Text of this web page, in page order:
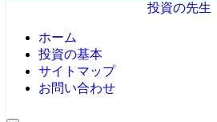
投資の先生
ホーム
投資の基本
サイトマップ
お問い合わせ